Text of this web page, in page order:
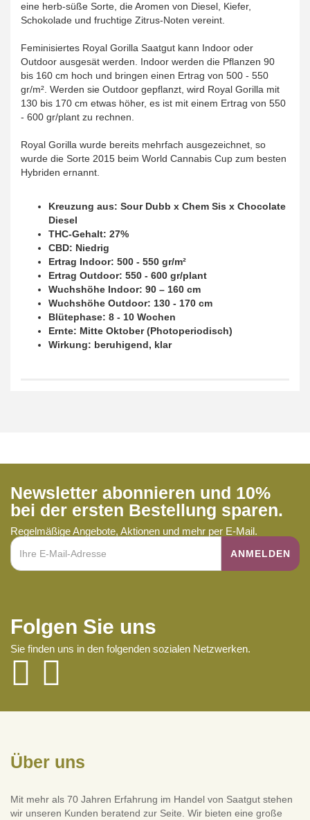
eine herb-süße Sorte, die Aromen von Diesel, Kiefer,
Schokolade und fruchtige Zitrus-Noten vereint.
Feminisiertes Royal Gorilla Saatgut kann Indoor oder
Outdoor ausgesät werden. Indoor werden die Pflanzen 90
bis 160 cm hoch und bringen einen Ertrag von 500 - 550
gr/m². Werden sie Outdoor gepflanzt, wird Royal Gorilla mit
130 bis 170 cm etwas höher, es ist mit einem Ertrag von 550
- 600 gr/plant zu rechnen.
Royal Gorilla wurde bereits mehrfach ausgezeichnet, so
wurde die Sorte 2015 beim World Cannabis Cup zum besten
Hybriden ernannt.
Kreuzung aus: Sour Dubb x Chem Sis x Chocolate
Diesel
THC-Gehalt: 27%
CBD: Niedrig
Ertrag Indoor: 500 - 550 gr/m²
Ertrag Outdoor: 550 - 600 gr/plant
Wuchshöhe Indoor: 90 – 160 cm
Wuchshöhe Outdoor: 130 - 170 cm
Blütephase: 8 - 10 Wochen
Ernte: Mitte Oktober (Photoperiodisch)
Wirkung: beruhigend, klar
Newsletter abonnieren und 10%
bei der ersten Bestellung sparen.
Regelmäßige Angebote, Aktionen und mehr per E-Mail.
Folgen Sie uns
Sie finden uns in den folgenden sozialen Netzwerken.
Über uns
Mit mehr als 70 Jahren Erfahrung im Handel von Saatgut stehen
wir unseren Kunden beratend zur Seite. Wir bieten eine große